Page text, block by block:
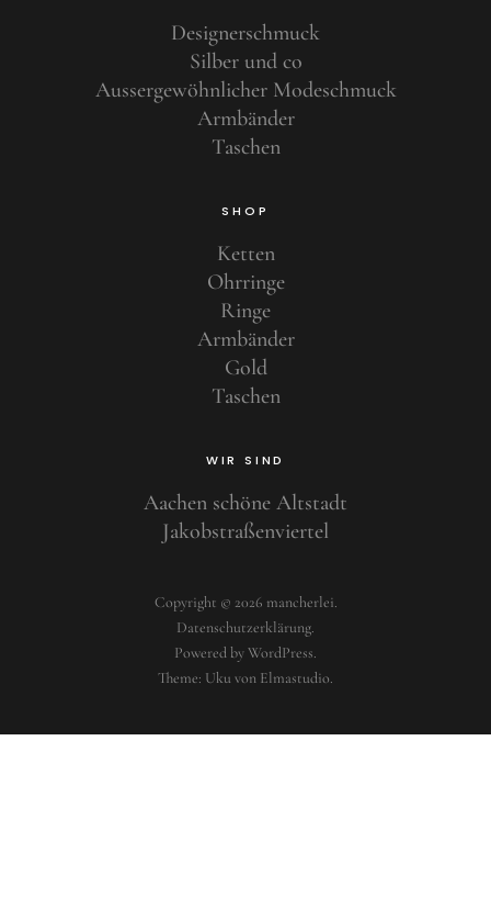
Designerschmuck
Silber und co
Aussergewöhnlicher Modeschmuck
Armbänder
Taschen
SHOP
Ketten
Ohrringe
Ringe
Armbänder
Gold
Taschen
WIR SIND
Aachen schöne Altstadt
Jakobstraßenviertel
Copyright © 2026 mancherlei
Datenschutzerklärung
Powered byWordPress
Theme: Uku von Elmastudio